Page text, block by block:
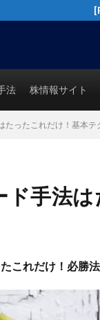
法 株情報サイト
たったこれだけ！基本テ
ド手法
これだけ！必勝